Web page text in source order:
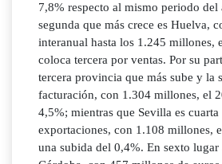
7,8% respecto al mismo periodo del
segunda que más crece es Huelva,
interanual hasta los 1.245 millones,
coloca tercera por ventas. Por su
tercera provincia que más sube y la
facturación, con 1.304 millones, el
4,5%; mientras que Sevilla es
exportaciones, con 1.108 millones,
una subida del 0,4%. En sexto lugar